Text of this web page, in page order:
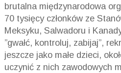
brutalna międzynarodowa
70 tysięcy członków ze
Meksyku, Salwadoru i
”gwałć, kontroluj, zabijaj”,
jeszcze jako małe dzieci,
uczynić z nich zawodowych